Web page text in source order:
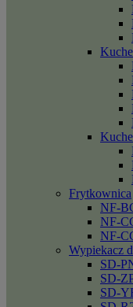
Frytkownica
NF-
NF-
NF-
Wypiekacz
SD-
SD-
SD-